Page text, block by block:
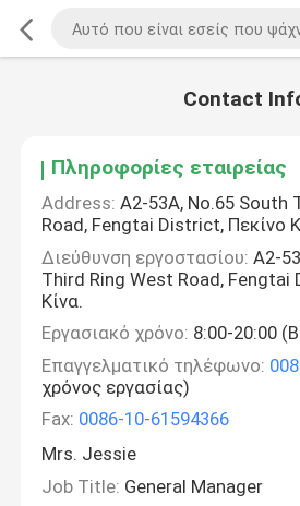
Contact
Πληροφορίες εταιρείας
Address: A2-53A, No.65 South
Road, Fengtai District, Πεκίνο
Διεύθυνση εργοστασίου: A2-
Third Ring West Road, Fengtai
Κίνα.
Εργασιακό χρόνο: 8:00-20:00
Επαγγελματικό τηλέφωνο:
χρόνος εργασίας)
Fax: 0086-10-61594366
Mrs. Jessie
Job Title: General Manager